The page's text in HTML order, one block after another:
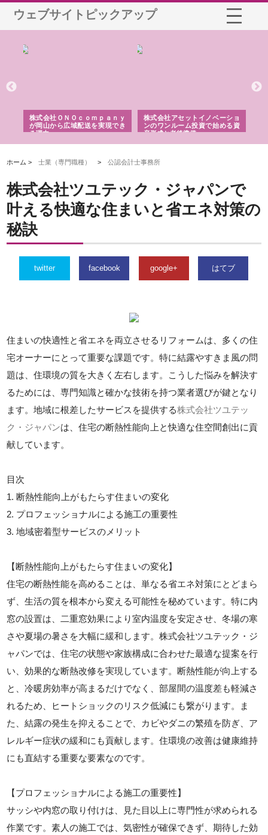
ウェブサイトピックアップ
株式会社ＯＮＯｃｏｍｐａｎｙ
が岡山から広域配送を実現でき
る理由
株式会社アセットイノベーショ
ンのワンルーム投資で始める資
産形成と老後準備
ホーム >士業（専門職種） >公認会計士事務所
株式会社ツユテック・ジャパンで
叶える快適な住まいと省エネ対策の
秘訣
twitter facebook google+ はてブ
住まいの快適性と省エネを両立させるリフォームは、多くの住
宅オーナーにとって重要な課題です。特に結露やすきま風の問
題は、住環境の質を大きく左右します。こうした悩みを解決す
るためには、専門知識と確かな技術を持つ業者選びが鍵となり
ます。地域に根差したサービスを提供する株式会社ツユテッ
ク・ジャパンは、住宅の断熱性能向上と快適な住空間創出に貢
献しています。
目次
1. 断熱性能向上がもたらす住まいの変化
2. プロフェッショナルによる施工の重要性
3. 地域密着型サービスのメリット
【断熱性能向上がもたらす住まいの変化】
住宅の断熱性能を高めることは、単なる省エネ対策にとどまら
ず、生活の質を根本から変える可能性を秘めています。特に内
窓の設置は、二重窓効果により室内温度を安定させ、冬場の寒
さや夏場の暑さを大幅に緩和します。株式会社ツユテック・ジ
ャパンでは、住宅の状態や家族構成に合わせた最適な提案を行
い、効果的な断熱改修を実現しています。断熱性能が向上する
と、冷暖房効率が高まるだけでなく、部屋間の温度差も軽減さ
れるため、ヒートショックのリスク低減にも繋がります。ま
た、結露の発生を抑えることで、カビやダニの繁殖を防ぎ、ア
レルギー症状の緩和にも貢献します。住環境の改善は健康維持
にも直結する重要な要素なのです。
【プロフェッショナルによる施工の重要性】
サッシや内窓の取り付けは、見た目以上に専門性が求められる
作業です。素人の施工では、気密性が確保できず、期待した効